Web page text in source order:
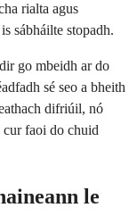
rialta agus
sábháilte stopadh.
go mbeidh ar do
sé seo a bheith
difriúil, nó
cur faoi do chuid
le